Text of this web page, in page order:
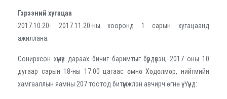
Гэрээний хугацаа
2017.10.20- 2017.11.20-ны хооронд 1 сарын хугацаанд
ажиллана.
Сонирхсон хүмүүс дараах бичиг баримтыг бүрдүүлэн, 2017 оны 10
дугаар сарын 18-ны 17.00 цагаас өмнө Хөдөлмөр, нийгмийн
хамгааллын яамны 207 тоотод битүүмжлэн авчирч өгнө үү. Үүнд: